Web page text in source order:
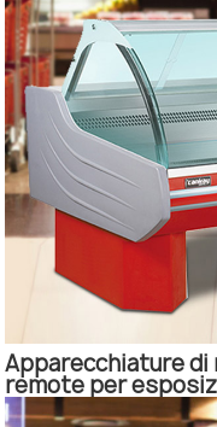
Apparecchiature
remote per
gastronomia.